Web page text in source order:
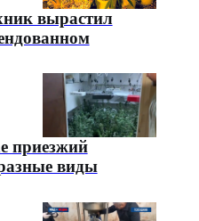
вырастил
приезжий
виды